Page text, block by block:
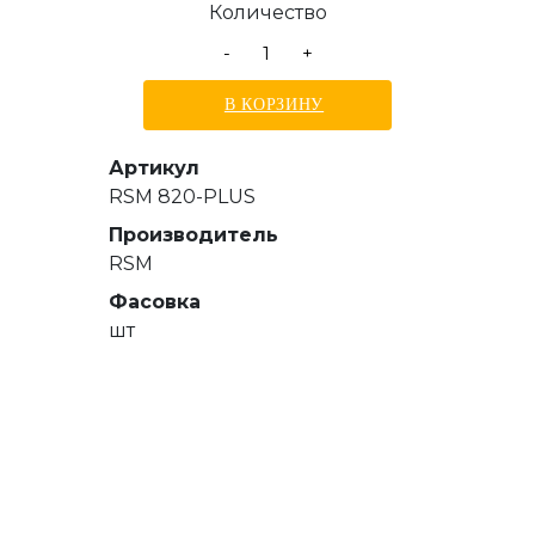
Количество
-
+
В КОРЗИНУ
Артикул
RSM 820-PLUS
Производитель
RSM
Фасовка
шт